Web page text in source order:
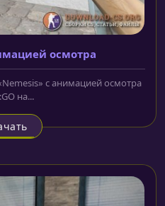
осмотра
с анимацией осмотра
на...